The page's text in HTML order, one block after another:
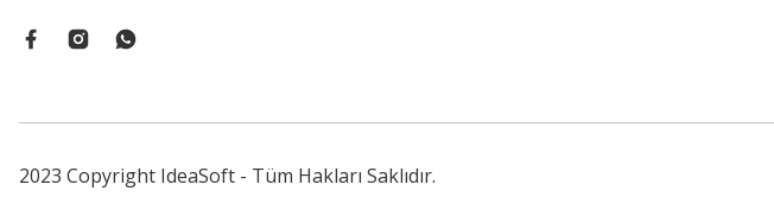
2023 Copyright IdeaSoft - Tüm Hakları Saklıdır.